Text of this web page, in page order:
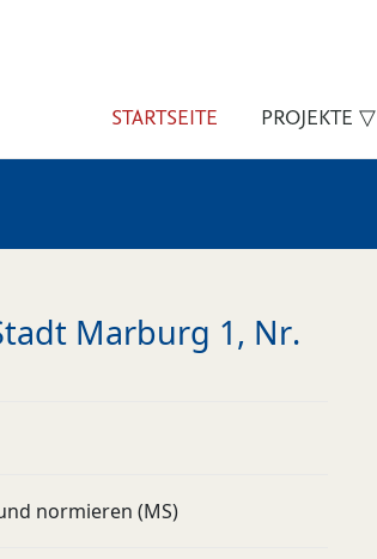
STARTSEITE PROJEKTE ▽
Marburg 1, Nr.
normieren (MS)